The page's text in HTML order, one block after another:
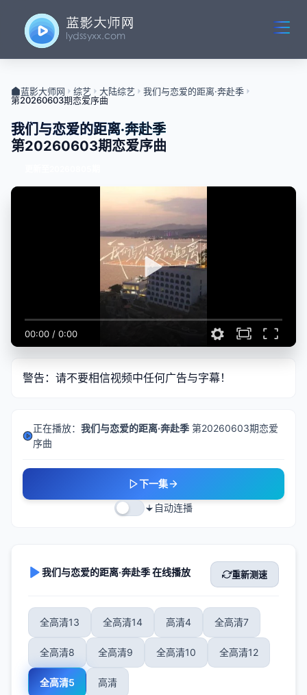
蓝影大师网 综艺 大陆综艺
我们与恋爱的距离·奔赴季
第20260603期恋爱序曲
我们与恋爱的距离·奔赴季
第20260603期恋爱序曲
00:00 / 0:00
警告：请不要相信视频中任何广告与字幕！
正在播放：我们与恋爱的距离·奔赴季 第20260603期恋爱
序曲
下一集
自动连播
我们与恋爱的距离·奔赴季 在线播放 重新测速
全高清13 全高清14 高清4 全高清7
全高清8 全高清9 全高清10 全高清12
全高清5 高清